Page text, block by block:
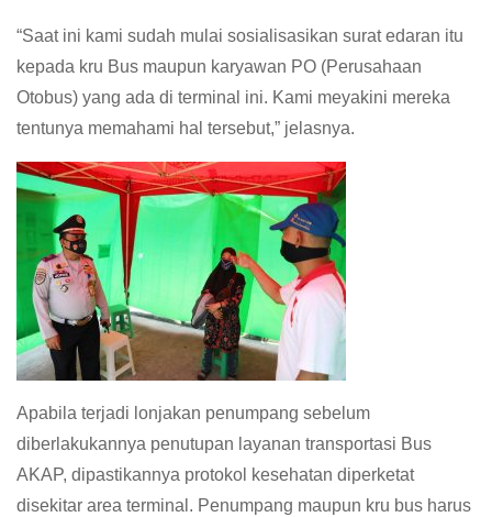
“Saat ini kami sudah mulai sosialisasikan surat edaran itu
kepada kru Bus maupun karyawan PO (Perusahaan
Otobus) yang ada di terminal ini. Kami meyakini mereka
tentunya memahami hal tersebut,” jelasnya.
Apabila terjadi lonjakan penumpang sebelum
diberlakukannya penutupan layanan transportasi Bus
AKAP, dipastikannya protokol kesehatan diperketat
disekitar area terminal. Penumpang maupun kru bus harus